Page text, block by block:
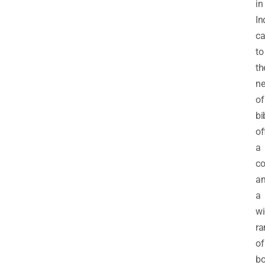
in
to
of
a
a
of